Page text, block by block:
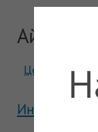
Айрол
Цены
Инструкция